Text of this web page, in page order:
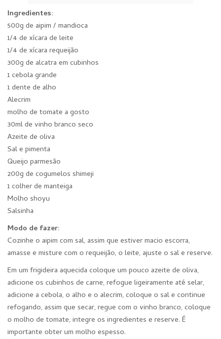
Ingredientes:
500g de aipim / mandioca
1/4 de xícara de leite
1/4 de xícara requeijão
300g de alcatra em cubinhos
1 cebola grande
1 dente de alho
Alecrim
molho de tomate a gosto
30ml de vinho branco seco
Azeite de oliva
Sal e pimenta
Queijo parmesão
200g de cogumelos shimeji
1 colher de manteiga
Molho shoyu
Salsinha
Modo de fazer:
Cozinhe o aipim com sal, assim que estiver macio escorra,
amasse e misture com o requeijão, o leite, ajuste o sal e reserve.
Em um frigideira aquecida coloque um pouco azeite de oliva,
adicione os cubinhos de carne, refogue ligeiramente até selar,
adicione a cebola, o alho e o alecrim, coloque o sal e continue
refogando, assim que secar, regue com o vinho branco, coloque
o molho de tomate, integre os ingredientes e reserve. É
importante obter um molho espesso.